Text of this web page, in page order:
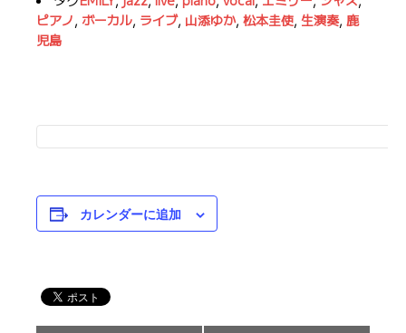
ピアノ , ボーカル, ライブ, 山添ゆか, 松本圭使, 生演奏, 鹿
児島
カレンダーに追加